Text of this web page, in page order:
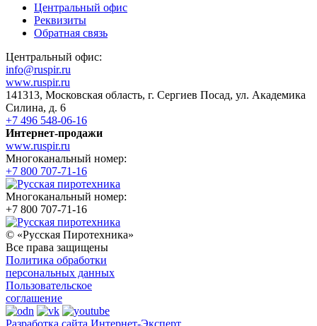
Центральный офис
Реквизиты
Обратная связь
Центральный офис:
info@ruspir.ru
www.ruspir.ru
141313, Московская область, г. Сергиев Посад, ул. Академика
Силина, д. 6
+7 496 548-06-16
Интернет-продажи
www.ruspir.ru
Многоканальный номер:
+7 800 707-71-16
Многоканальный номер:
+7 800 707-71-16
© «Русская Пиротехника»
Все права защищены
Политика обработки
персональных данных
Пользовательское
соглашение
Разработка сайта Интернет-Эксперт